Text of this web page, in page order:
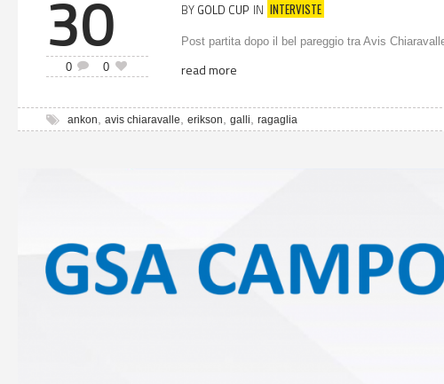
30
0 0
BY GOLD CUP IN INTERVISTE
Post partita dopo il bel pareggio tra Avis
read more
ankon avis chiaravalle erikson galli ragaglia